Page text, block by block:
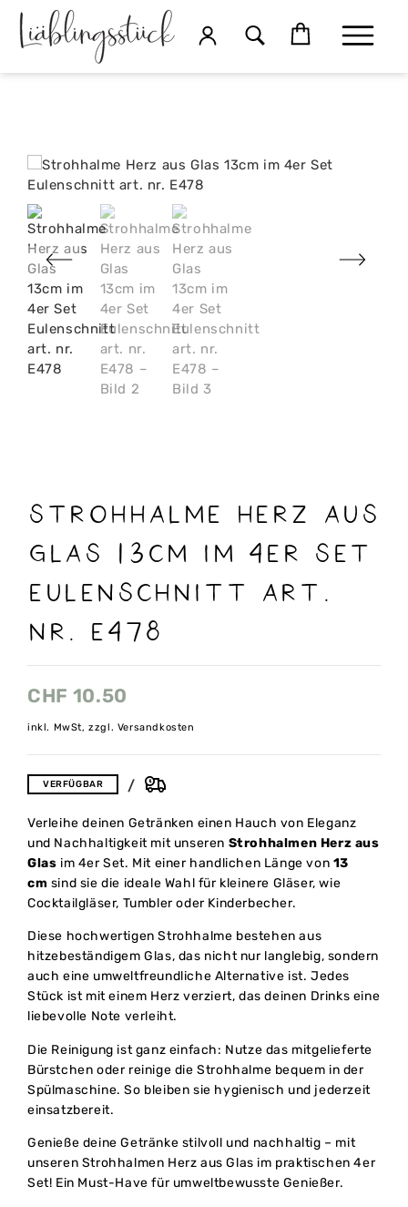
Strohhalme Herz aus
Glas 13cm im 4er Set
Eulenschnitt art.
nr. E478
CHF 10.50
inkl. MwSt, zzgl. Versandkosten
VERFÜGBAR
Verleihe deinen Getränken einen Hauch von Eleganz
und Nachhaltigkeit mit unseren Strohhalmen Herz aus
Glas im 4er Set. Mit einer handlichen Länge von 13
cm sind sie die ideale Wahl für kleinere Gläser, wie
Cocktailgläser, Tumbler oder Kinderbecher.
Diese hochwertigen Strohhalme bestehen aus
hitzebeständigem Glas, das nicht nur langlebig, sondern
auch eine umweltfreundliche Alternative ist. Jedes
Stück ist mit einem Herz verziert, das deinen Drinks eine
liebevolle Note verleiht.
Die Reinigung ist ganz einfach: Nutze das mitgelieferte
Bürstchen oder reinige die Strohhalme bequem in der
Spülmaschine. So bleiben sie hygienisch und jederzeit
einsatzbereit.
Genieße deine Getränke stilvoll und nachhaltig – mit
unseren Strohhalmen Herz aus Glas im praktischen 4er
Set! Ein Must-Have für umweltbewusste Genießer.